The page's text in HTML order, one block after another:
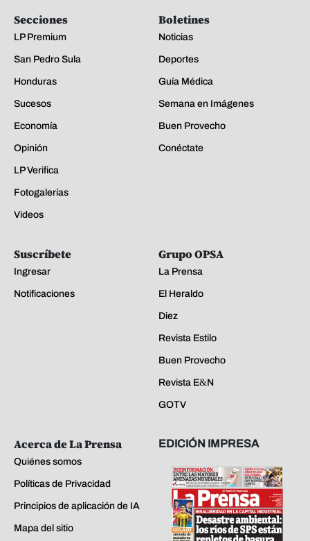
Secciones
LP Premium
San Pedro Sula
Honduras
Sucesos
Economía
Opinión
LP Verifica
Fotogalerías
Videos
Boletines
Noticias
Deportes
Guía Médica
Semana en Imágenes
Buen Provecho
Conéctate
Suscríbete
Ingresar
Notificaciones
Grupo OPSA
La Prensa
El Heraldo
Diez
Revista Estilo
Buen Provecho
Revista E&N
GOTV
Acerca de La Prensa
Quiénes somos
Políticas de Privacidad
Principios de aplicación de IA
Mapa del sitio
EDICIÓN IMPRESA